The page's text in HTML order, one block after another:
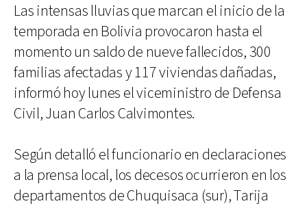
Las intensas lluvias que marcan el inicio de la
temporada en Bolivia provocaron hasta el
momento un saldo de nueve fallecidos, 300
familias afectadas y 117 viviendas dañadas,
informó hoy lunes el viceministro de Defensa
Civil, Juan Carlos Calvimontes.
Según detalló el funcionario en declaraciones
a la prensa local, los decesos ocurrieron en los
departamentos de Chuquisaca (sur), Tarija